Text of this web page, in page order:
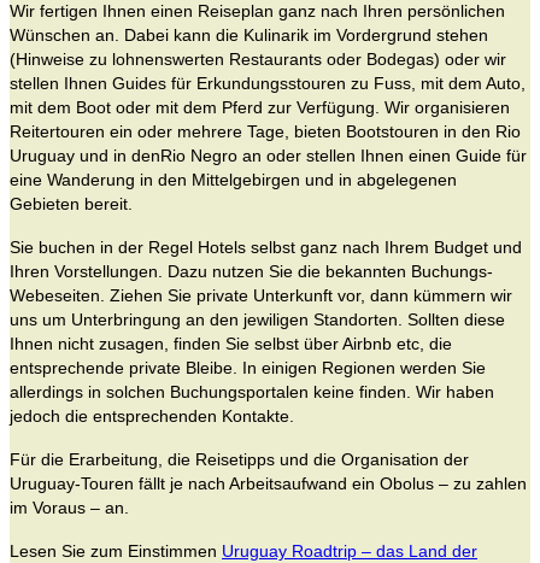
Wir fertigen Ihnen einen Reiseplan ganz nach Ihren persönlichen
Wünschen an. Dabei kann die Kulinarik im Vordergrund stehen
(Hinweise zu lohnenswerten Restaurants oder Bodegas) oder wir
stellen Ihnen Guides für Erkundungsstouren zu Fuss, mit dem Auto,
mit dem Boot oder mit dem Pferd zur Verfügung. Wir organisieren
Reitertouren ein oder mehrere Tage, bieten Bootstouren in den Rio
Uruguay und in denRio Negro an oder stellen Ihnen einen Guide für
eine Wanderung in den Mittelgebirgen und in abgelegenen
Gebieten bereit.
Sie buchen in der Regel Hotels selbst ganz nach Ihrem Budget und
Ihren Vorstellungen. Dazu nutzen Sie die bekannten Buchungs-
Webeseiten. Ziehen Sie private Unterkunft vor, dann kümmern wir
uns um Unterbringung an den jewiligen Standorten. Sollten diese
Ihnen nicht zusagen, finden Sie selbst über Airbnb etc, die
entsprechende private Bleibe. In einigen Regionen werden Sie
allerdings in solchen Buchungsportalen keine finden. Wir haben
jedoch die entsprechenden Kontakte.
Für die Erarbeitung, die Reisetipps und die Organisation der
Uruguay-Touren fällt je nach Arbeitsaufwand ein Obolus – zu zahlen
im Voraus – an.
Lesen Sie zum Einstimmen Uruguay Roadtrip – das Land der